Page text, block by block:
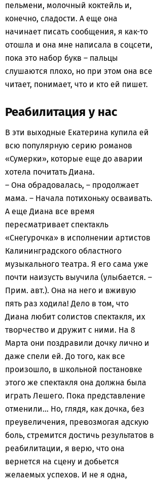
пельмени, молочный коктейль и,
конечно, сладости. А еще она
начинает писать сообщения, я как-то
отошла и она мне написала в соцсети,
пока это набор букв – пальцы
слушаются плохо, но при этом она все
читает, понимает, что и кто ей пишет.
Реабилитация у нас
В эти выходные Екатерина купила ей
всю популярную серию романов
«Сумерки», которые еще до аварии
хотела почитать Диана.
– Она обрадовалась, – продолжает
мама. – Начала потихоньку осваивать.
А еще Диана все время
пересматривает спектакль
«Снегурочка» в исполнении артистов
Калининградского областного
музыкального театра. Я его сама уже
почти наизусть выучила (улыбается. –
Прим. авт.). Она на него и вживую
пять раз ходила! Дело в том, что
Диана любит солистов спектакля, их
творчество и дружит с ними. На 8
Марта они поздравили дочку лично и
даже спели ей. До того, как все
произошло, в школьной постановке
этого же спектакля она должна была
играть Лешего. Пока представление
отменили… Но, глядя, как дочка, без
преувеличения, превозмогая адскую
боль, стремится достичь результатов в
реабилитации, я верю, что она
вернется на сцену и добьется
желаемых успехов. И не я одна,